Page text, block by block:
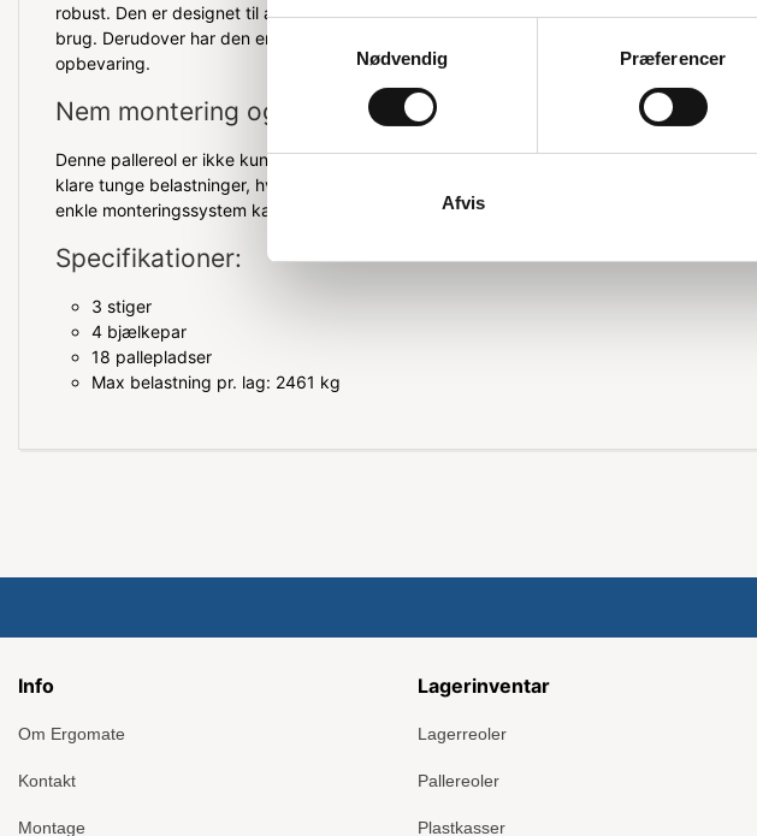
Samtykkevalg
Nødvendig
Præferencer
Afvis
robust. Den er designet til at være nem og hurtig at samle, så du hurtigt kan få den i
brug. Derudover har den en høj sikkerhedsfaktor, hvilket gør den til et pålideligt valg for
opbevaring.
Nem montering og høj sikkerhed
Denne pallereol er ikke kun praktisk, men også sikker. Den er konstrueret til at kunne
klare tunge belastninger, hvilket gør den ideel til forskellige opbevaringsbehov. Med dens
enkle monteringssystem kan du hurtigt få den sat op uden besvær.
Specifikationer:
3 stiger
4 bjælkepar
18 pallepladser
Max belastning pr. lag: 2461 kg
Info
Om Ergomate
Kontakt
Montage
Lagerinventar
Lagerreoler
Pallereoler
Plastkasser